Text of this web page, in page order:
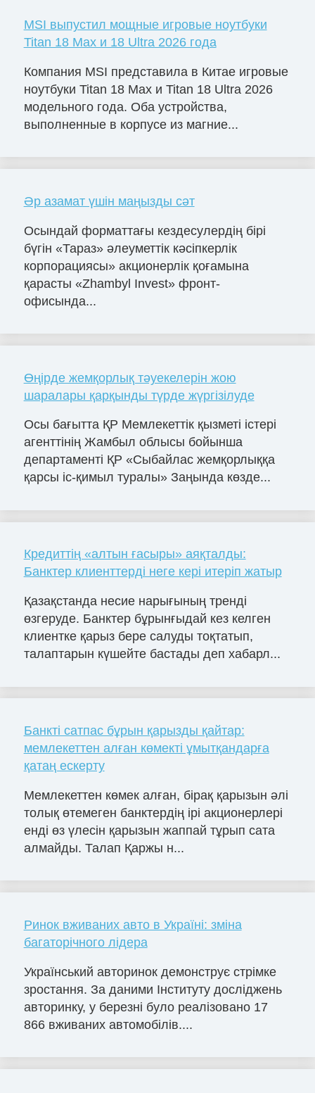
MSI выпустил мощные игровые ноутбуки
Titan 18 Max и 18 Ultra 2026 года
Компания MSI представила в Китае игровые
ноутбуки Titan 18 Max и Titan 18 Ultra 2026
модельного года. Оба устройства,
выполненные в корпусе из магние...
Әр азамат үшін маңызды сәт
Осындай форматтағы кездесулердің бірі
бүгін «Тараз» әлеуметтік кәсіпкерлік
корпорациясы» акционерлік қоғамына
қарасты «Zhambyl Invest» фронт-
офисында...
Өңірде жемқорлық тәуекелерін жою
шаралары қарқынды түрде жүргізілуде
Осы бағытта ҚР Мемлекеттік қызметі істері
агенттінің Жамбыл облысы бойынша
департаменті ҚР «Сыбайлас жемқорлыққа
қарсы іс-қимыл туралы» Заңында көзде...
Кредиттің «алтын ғасыры» аяқталды:
Банктер клиенттерді неге кері итеріп жатыр
Қазақстанда несие нарығының тренді
өзгеруде. Банктер бұрынғыдай кез келген
клиентке қарыз бере салуды тоқтатып,
талаптарын күшейте бастады деп хабарл...
Банкті сатпас бұрын қарызды қайтар:
мемлекеттен алған көмекті ұмытқандарға
қатаң ескерту
Мемлекеттен көмек алған, бірақ қарызын әлі
толық өтемеген банктердің ірі акционерлері
енді өз үлесін қарызын жаппай тұрып сата
алмайды. Талап Қаржы н...
Ринок вживаних авто в Україні: зміна
багаторічного лідера
Український авторинок демонструє стрімке
зростання. За даними Інституту досліджень
авторинку, у березні було реалізовано 17
866 вживаних автомобілів....